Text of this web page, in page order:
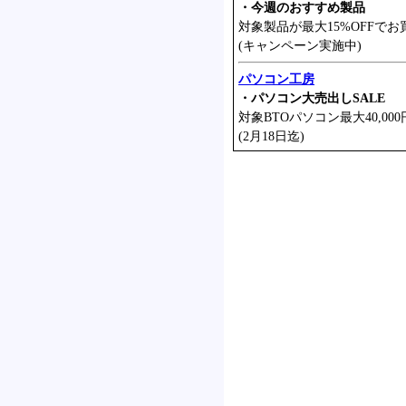
・今週のおすすめ製品
対象製品が最大15%OFFでお
(キャンペーン実施中)
パソコン工房
・パソコン大売出しSALE
対象BTOパソコン最大40,000
(2月18日迄)